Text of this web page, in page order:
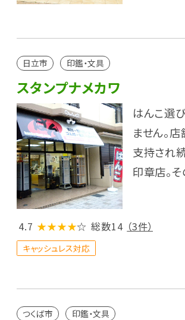
日立市 印鑑・文具
スタンプナメカワ
はんこ選
ません。
支持され
印章店。
4.7 ★★★★☆ 総数14 （3件）
キャッシュレス対応
つくば市 印鑑・文具